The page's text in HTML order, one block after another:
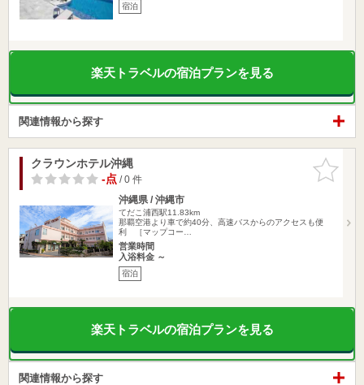
宿泊
楽天トラベルの宿泊プランを見る
関連情報から探す
お気に入
りに追加
クラウンホテル沖縄
-点/ 0 件
沖縄県 / 沖縄市
てだこ浦西駅11.83km
那覇空港より車で約40分、高速バスからのアクセスも便
利 ［マップコー…
営業時間
入浴料金 ～
宿泊
楽天トラベルの宿泊プランを見る
関連情報から探す